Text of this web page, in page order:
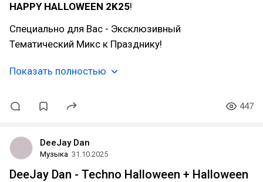
HAPPY HALLOWEEN 2K25!
Специально для Вас - Эксклюзивный
Тематический Микс к Празднику!
Показать полностью
447
DeeJay Dan
Музыка 31.10.2025
DeeJay Dan - Techno Halloween + Halloween